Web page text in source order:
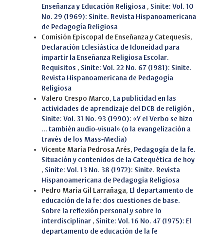
Enseñanza y Educación Religiosa , Sinite: Vol. 10
No. 29 (1969): Sinite. Revista Hispanoamericana
de Pedagogía Religiosa
Comisión Episcopal de Enseñanza y Catequesis,
Declaración Eclesiástica de Idoneidad para
impartir la Enseñanza Religiosa Escolar.
Requisitos , Sinite: Vol. 22 No. 67 (1981): Sinite.
Revista Hispanoamericana de Pedagogía
Religiosa
Valero Crespo Marco, La publicidad en las
actividades de aprendizaje del DCB de religión ,
Sinite: Vol. 31 No. 93 (1990): «Y el Verbo se hizo
... también audio-visual» (o la evangelización a
través de los Mass-Media)
Vicente María Pedrosa Arés, Pedagogía de la fe.
Situación y contenidos de la Catequética de hoy
, Sinite: Vol. 13 No. 38 (1972): Sinite. Revista
Hispanoamericana de Pedagogía Religiosa
Pedro María Gil Larrañaga, El departamento de
educación de la fe: dos cuestiones de base.
Sobre la reflexión personal y sobre lo
interdisciplinar , Sinite: Vol. 16 No. 47 (1975): El
departamento de educación de la fe